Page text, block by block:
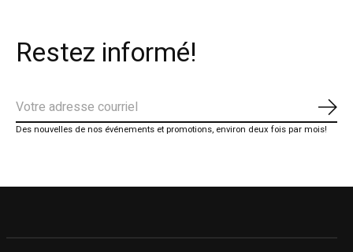
Restez informé!
Des nouvelles de nos événements et promotions, environ deux fois par mois!